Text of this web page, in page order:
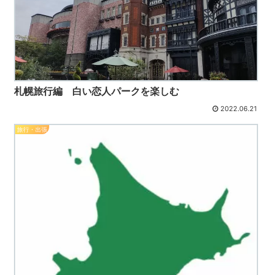
札幌旅行編 白い恋人パークを楽しむ
2022.06.21
旅行・出張